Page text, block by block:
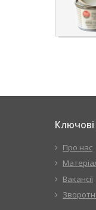
Про нас
Вакансії